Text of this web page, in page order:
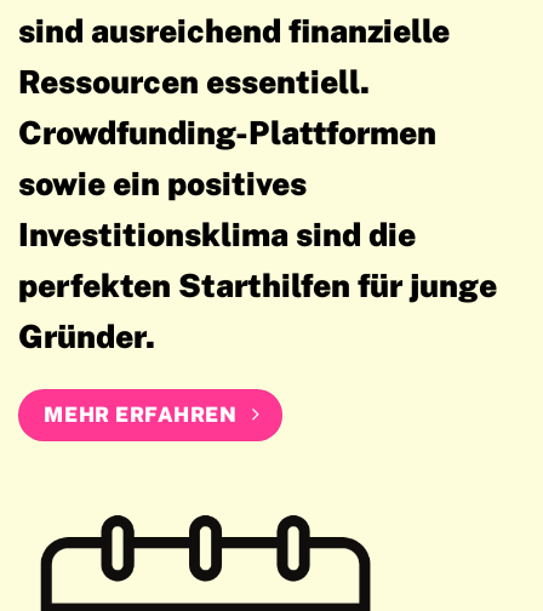
sind ausreichend finanzielle
Ressourcen essentiell.
Crowdfunding-Plattformen
sowie ein positives
Investitionsklima sind die
perfekten Starthilfen für junge
Gründer.
MEHR ERFAHREN